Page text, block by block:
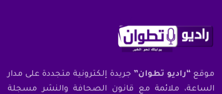
موقع “راديو تطوان” جريدة إلكترونية متجددة على مدار
الساعة، ملائمة مع قانون الصحافة والنشر مسجلة